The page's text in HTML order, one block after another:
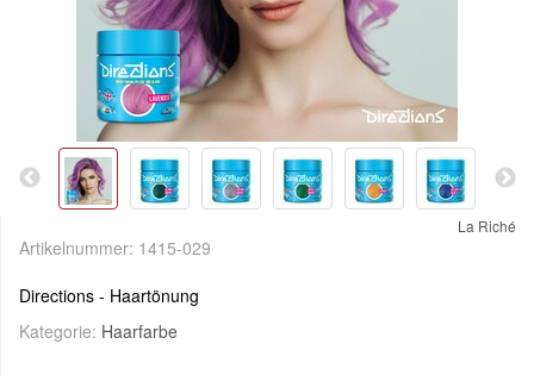
La Riché
Artikelnummer: 1415-029
Directions - Haartönung
Kategorie: Haarfarbe